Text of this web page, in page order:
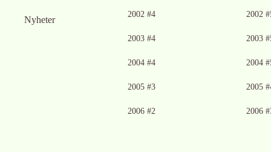
Nyheter
Ingen bild tillgänglig
2002 #4 Ingen bild2002
Ingen bild tillgänglig
2003 #4 Ingen bild2003
Ingen bild tillgänglig
2004 #4 Ingen bild2004
Ingen bild tillgänglig
2005 #3 Ingen bild2005
Ingen bild tillgänglig
2006 #2 Ingen bild2006